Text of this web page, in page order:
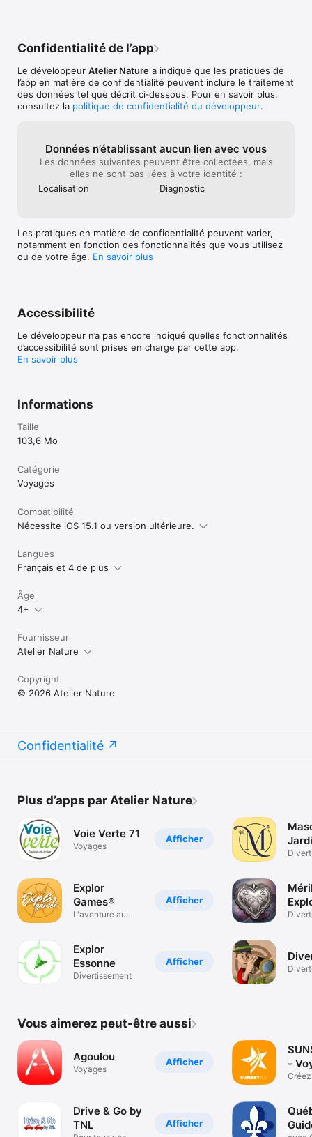
Confidentialité de l’app
Le développeur Atelier Nature a indiqué que les pratiques de
l’app en matière de confidentialité peuvent inclure le traitement
des données tel que décrit ci‑dessous. Pour en savoir plus,
consultez la politique de confidentialité du développeur.
Données n’établissant aucun lien avec vous
Les données suivantes peuvent être collectées, mais
elles ne sont pas liées à votre identité :
Localisation
Diagnostic
Les pratiques en matière de confidentialité peuvent varier,
notamment en fonction des fonctionnalités que vous utilisez
ou de votre âge. En savoir plus
Accessibilité
Le développeur n’a pas encore indiqué quelles fonctionnalités
d’accessibilité sont prises en charge par cette app.
En savoir plus
Informations
Taille
103,6 Mo
Catégorie
Voyages
Compatibilité
Nécessite iOS 15.1 ou version ultérieure.
Langues
Français et 4 de plus
Âge
4+
Fournisseur
Atelier Nature
Copyright
© 2026 Atelier Nature
Confidentialité
Plus d’apps par Atelier Nature
Afficher
Voie Verte 71
Voyages
Afficher
Explor
Games®
L'aventure au
Afficher
Explor
Essonne
Divertissement
Vous aimerez peut-être aussi
Afficher
Agoulou
Voyages
Afficher
Drive & Go by
TNL
-
USA